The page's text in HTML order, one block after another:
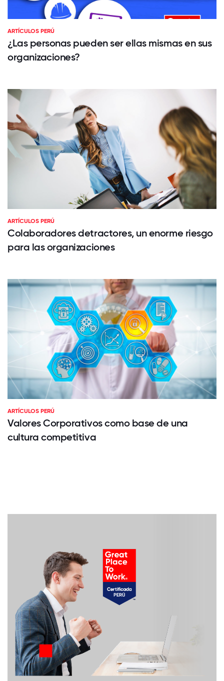
ARTÍCULOS PERÚ
¿Las personas pueden ser ellas mismas en sus
organizaciones?
ARTÍCULOS PERÚ
Colaboradores detractores, un enorme riesgo
para las organizaciones
ARTÍCULOS PERÚ
Valores Corporativos como base de una
cultura competitiva